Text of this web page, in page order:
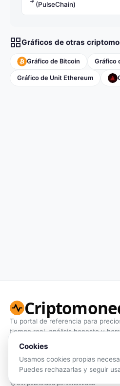
(PulseChain)
Gráficos de otras
Gráfico de Bitcoin Gráfico
Gráfico de Unit Ethereum
Tu portal de referencia para
tiempo real, análisis honesto y
Síguenos:
Sin publicidad personalizada
Cookies
Usamos cookies propias
Puedes rechazarlas y seguir